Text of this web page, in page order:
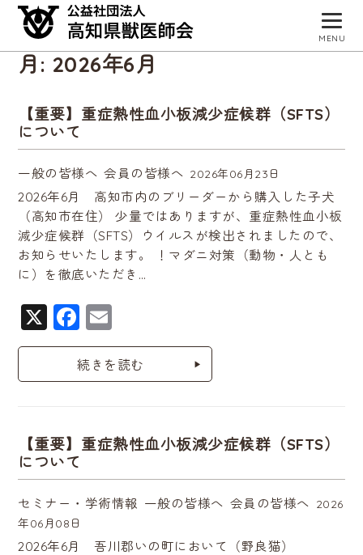
月: 2026年6月
【重要】重症熱性血小板減少症候群（SFTS）
について
一般の皆様へ 会員の皆様へ 2026年06月23日
2026年6月 高知市内のブリーダーから購入した子犬
（高知市在住） 少量ではありますが、重症熱性血小板
減少症候群（SFTS）ウイルスが検出されましたので、
お知らせいたします。 ！マダニ対策（動物・人とも
に）を徹底いただき…
X
F
a
c
o
o
k
m
ai
続きを読む
【重要】重症熱性血小板減少症候群（SFTS）
について
セミナー・学術情報 一般の皆様へ 会員の皆様へ 2026
年06月08日
2026年6月 吾川郡いの町において（野良猫）
MENU
トップページ
獣医師会について
会員病院検索
事業・活動
入会お申し込み
会員専用サイト